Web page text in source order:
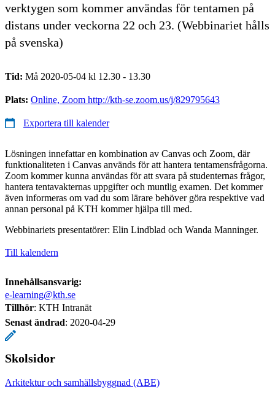
verktygen som kommer användas för tentamen på
distans under veckorna 22 och 23. (Webbinariet hålls
på svenska)
Tid: Må 2020-05-04 kl 12.30 - 13.30
Plats: Online, Zoom http://kth-se.zoom.us/j/829795643
Exportera till kalender
Lösningen innefattar en kombination av Canvas och Zoom, där
funktionaliteten i Canvas används för att hantera tentamensfrågorna.
Zoom kommer kunna användas för att svara på studenternas frågor,
hantera tentavakternas uppgifter och muntlig examen. Det kommer
även informeras om vad du som lärare behöver göra respektive vad
annan personal på KTH kommer hjälpa till med.
Webbinariets presentatörer: Elin Lindblad och Wanda Manninger.
Till kalendern
Innehållsansvarig:
e-learning@kth.se
Tillhör: KTH Intranät
Senast ändrad: 2020-04-29
Skolsidor
Arkitektur och samhällsbyggnad (ABE)